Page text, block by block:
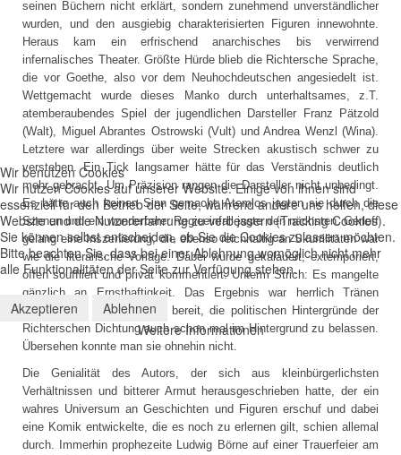
seinen Büchern nicht erklärt, sondern zunehmend unverständlicher
wurden, und den ausgiebig charakterisierten Figuren innewohnte.
Heraus kam ein erfrischend anarchisches bis verwirrend
infernalisches Theater. Größte Hürde blieb die Richtersche Sprache,
die vor Goethe, also vor dem Neuhochdeutschen angesiedelt ist.
Wettgemacht wurde dieses Manko durch unterhaltsames, z.T.
atemberaubendes Spiel der jugendlichen Darsteller Franz Pätzold
(Walt), Miguel Abrantes Ostrowski (Vult) und Andrea Wenzl (Wina).
Letztere war allerdings über weite Strecken akustisch schwer zu
verstehen. Ein Tick langsamer hätte für das Verständnis deutlich
mehr gebracht. Um Präzision rangen die Darsteller nicht unbedingt.
Es hätte auch keinen Sinn gemacht. Atemlos jagten sie durch die
Szenen und ein wunderbarer Regieeinfall jagte den nächsten. Gerloff
gelang eine Inszenierung, die ebenso reichhaltig an Skurrilitäten war
wie die literarische Vorlage. Dabei wurde gekalauert, extemporiert,
offen souffliert und privat kommentiert. Unterm Strich: Es mangelte
gänzlich an Ernsthaftigkeit. Das Ergebnis war herrlich Tränen
treibend. Da war man gern bereit, die politischen Hintergründe der
Richterschen Dichtung auch schon mal im Hintergrund zu belassen.
Übersehen konnte man sie ohnehin nicht.
Die Genialität des Autors, der sich aus kleinbürgerlichsten
Verhältnissen und bitterer Armut herausgeschrieben hatte, der ein
wahres Universum an Geschichten und Figuren erschuf und dabei
eine Komik entwickelte, die es noch zu erlernen gilt, schien allemal
durch. Immerhin prophezeite Ludwig Börne auf einer Trauerfeier am
Wir benutzen Cookies
Wir nutzen Cookies auf unserer Website. Einige von ihnen sind
essenziell für den Betrieb der Seite, während andere uns helfen, diese
Website und die Nutzererfahrung zu verbessern (Tracking Cookies).
Sie können selbst entscheiden, ob Sie die Cookies zulassen möchten.
Bitte beachten Sie, dass bei einer Ablehnung womöglich nicht mehr
alle Funktionalitäten der Seite zur Verfügung stehen.
Akzeptieren
Ablehnen
Weitere Informationen